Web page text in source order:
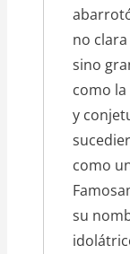
no
sino
como
y
como
su